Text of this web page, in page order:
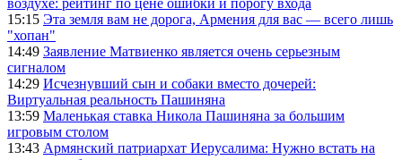
воздухе: рейтинг по цене ошибки и порогу входа
15:15 Эта земля вам не дорога, Армения для вас — всего лишь
"хопан"
14:49 Заявление Матвиенко является очень серьезным
сигналом
14:29 Исчезнувший сын и собаки вместо дочерей:
Виртуальная реальность Пашиняна
13:59 Маленькая ставка Никола Пашиняна за большим
игровым столом
13:43 Армянский патриархат Иерусалима: Нужно встать на